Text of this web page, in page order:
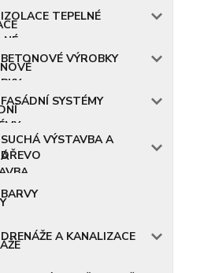
IZOLACE TEPELNÉ
BETONOVÉ VÝROBKY
FASÁDNÍ SYSTÉMY
SUCHÁ VÝSTAVBA A
DŘEVO
BARVY
DRENÁŽE A KANALIZACE